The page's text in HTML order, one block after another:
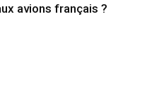
avions français ?